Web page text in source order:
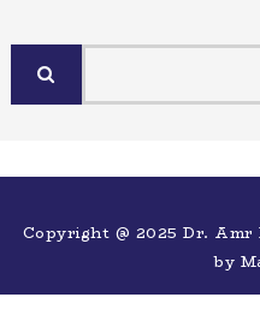
Copyright @ 2025 Dr. Amr
by